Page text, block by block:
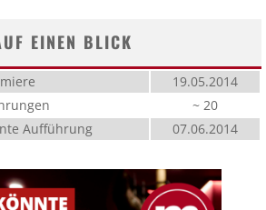
EINEN BLICK
19.05.2014
~ 20
Aufführung
07.06.2014